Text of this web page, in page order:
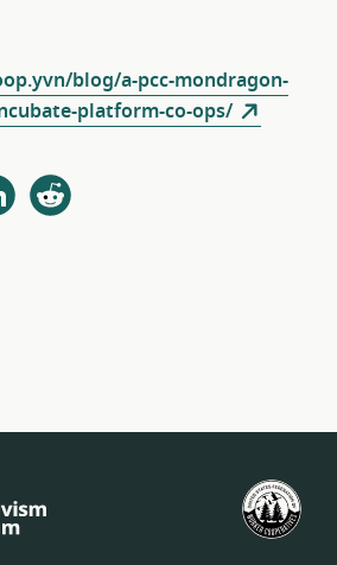
blog/a-pcc-mondragon-
platform-co-ops/
Cooperativism